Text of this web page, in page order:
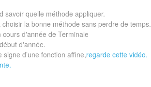
savoir quelle méthode appliquer.
la bonne méthode sans perdre de temps.
d'année de Terminale
d'année.
d’une fonction affine,regarde cette vidéo.